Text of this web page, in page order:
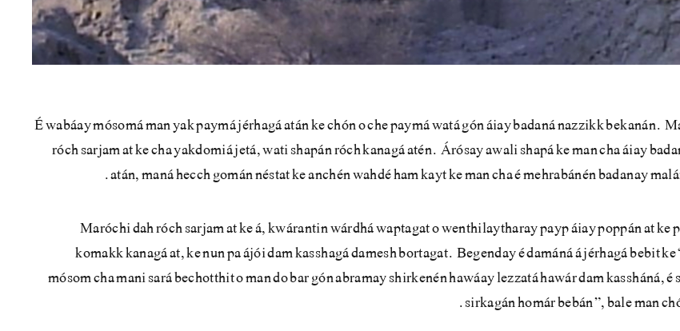
É wabáay mósomá man yak paymá jérhagá atán ke chón o che paymá watá gón áiay badaná nazzikk bekanán.
róch sarjam at ke cha yakdomiá jetá, wati shapán róch kanagá atén. Árósay awali shapá ke man cha áiay
atán, maná hecch gomán néstat ke anchén wahdé ham kayt ke man cha é mehrabánén badanay
Maróchi dah róch sarjam at ke á, kwárantin wárdhá waptagat o wenthilaytharay payp áiay poppán at ke
komakk kanagá at, ke nun pa ájói dam kasshagá damesh bortagat. Begenday é damáná á jérhagá bebit
mósom cha mani sará bechotthit o man do bar gón abramay shirkenén hawáay lezzatá hawár dam kassháná,
sirkagán homár bebán”, bale man